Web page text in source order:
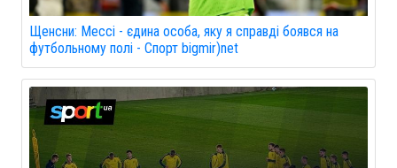
Щенсни: Мессі - єдина особа, яку я справді боявся на
футбольному полі - Спорт bigmir)net